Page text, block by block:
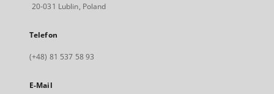
20-031 Lublin, Poland
Telefon
(+48) 81 537 58 93
E-Mail